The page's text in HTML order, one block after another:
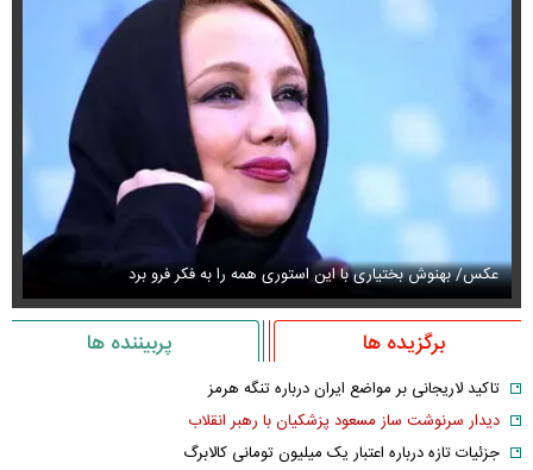
عکس/ بهنوش بختیاری با این استوری همه را به فکر فرو برد
برگزیده ها پربیننده ها
تاکید لاریجانی بر مواضع ایران درباره تنگه هرمز
دیدار سرنوشت ساز مسعود پزشکیان با رهبر انقلاب
جزئیات تازه درباره اعتبار یک میلیون تومانی کالابرگ